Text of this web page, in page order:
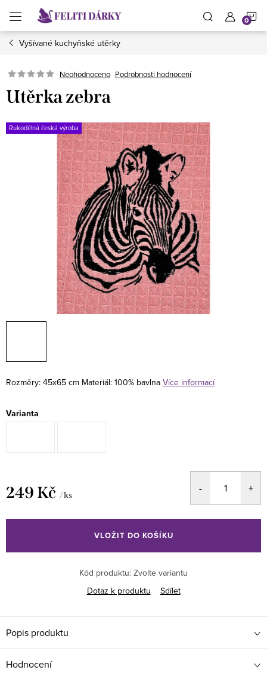
obsah
Vyšívané kuchyňské utěrky
Neohodnoceno Podrobnosti hodnocení
Utěrka zebra
Rukodělná česká výroba
Rozměry: 45x65 cm Materiál: 100% bavlna Více informací
Varianta
249 Kč / ks
cena:
VLOŽIT DO KOŠÍKU
Kód produktu: Zvolte variantu
Dotaz k produktu
Sdílet
Popis produktu
Hodnocení